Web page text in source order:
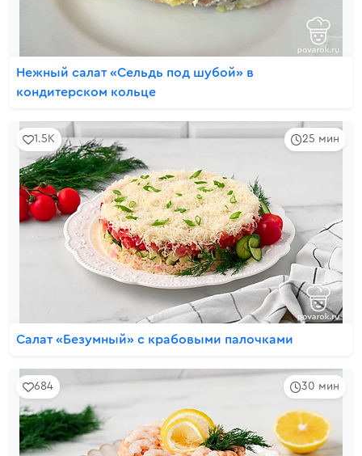
Нежный салат «Сельдь под шубой» в
кондитерском кольце
25 мин
1.5K
Салат «Безумный» с крабовыми палочками
30 мин
684